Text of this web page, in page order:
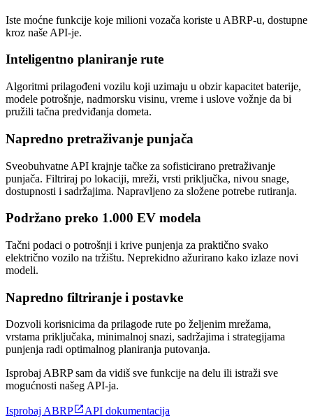
Iste moćne funkcije koje milioni vozača koriste u ABRP-u, dostupne
kroz naše API-je.
Inteligentno planiranje rute
Algoritmi prilagođeni vozilu koji uzimaju u obzir kapacitet baterije,
modele potrošnje, nadmorsku visinu, vreme i uslove vožnje da bi
pružili tačna predviđanja dometa.
Napredno pretraživanje punjača
Sveobuhvatne API krajnje tačke za sofisticirano pretraživanje
punjača. Filtriraj po lokaciji, mreži, vrsti priključka, nivou snage,
dostupnosti i sadržajima. Napravljeno za složene potrebe rutiranja.
Podržano preko 1.000 EV modela
Tačni podaci o potrošnji i krive punjenja za praktično svako
električno vozilo na tržištu. Neprekidno ažurirano kako izlaze novi
modeli.
Napredno filtriranje i postavke
Dozvoli korisnicima da prilagode rute po željenim mrežama,
vrstama priključaka, minimalnoj snazi, sadržajima i strategijama
punjenja radi optimalnog planiranja putovanja.
Isprobaj ABRP sam da vidiš sve funkcije na delu ili istraži sve
mogućnosti našeg API-ja.
Isprobaj ABRPAPI dokumentacija